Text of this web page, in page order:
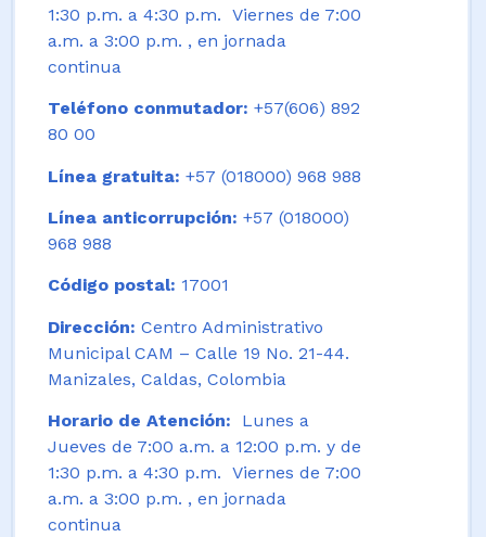
1:30 p.m. a 4:30 p.m. Viernes de 7:00
a.m. a 3:00 p.m. , en jornada
continua
Teléfono conmutador: +57(606) 892
80 00
Línea gratuita: +57 (018000) 968 988
Línea anticorrupción: +57 (018000)
968 988
Código postal: 17001
Dirección: Centro Administrativo
Municipal CAM – Calle 19 No. 21-44.
Manizales, Caldas, Colombia
Horario de Atención: Lunes a
Jueves de 7:00 a.m. a 12:00 p.m. y de
1:30 p.m. a 4:30 p.m. Viernes de 7:00
a.m. a 3:00 p.m. , en jornada
continua